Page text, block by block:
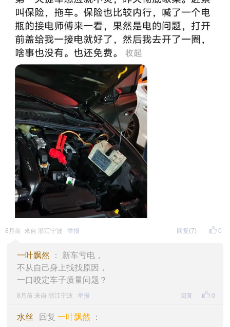
0
8月前 来自 浙江宁波 举报 回复 (7)
一叶飘然 ： 新车亏电，
不从自己身上找找原因，
一口咬定车子质量问题？
0
8月前 来自 浙江宁波 举报 回复
水丝 回复 一叶飘然 ：